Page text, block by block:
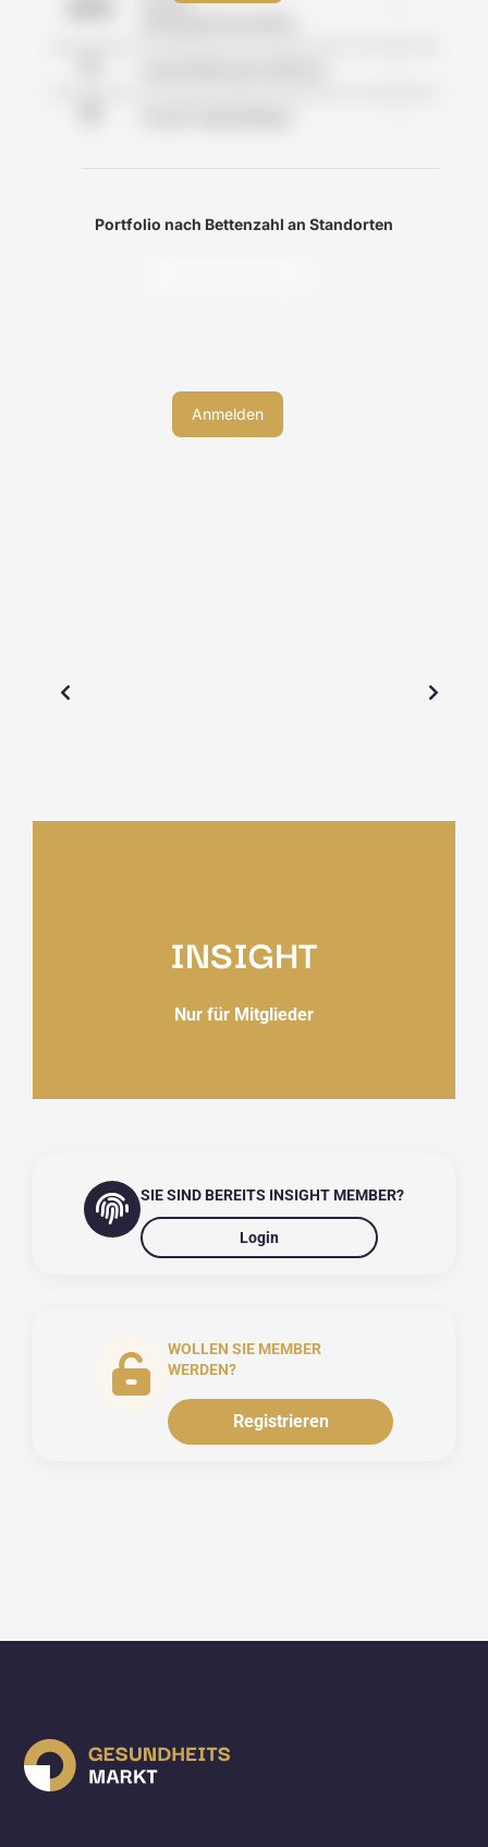
Portfolio nach Bettenzahl an Standorten
INSIGHT
Nur für Mitglieder
SIE SIND BEREITS INSIGHT MEMBER?
Login
WOLLEN SIE MEMBER
WERDEN?
Registrieren